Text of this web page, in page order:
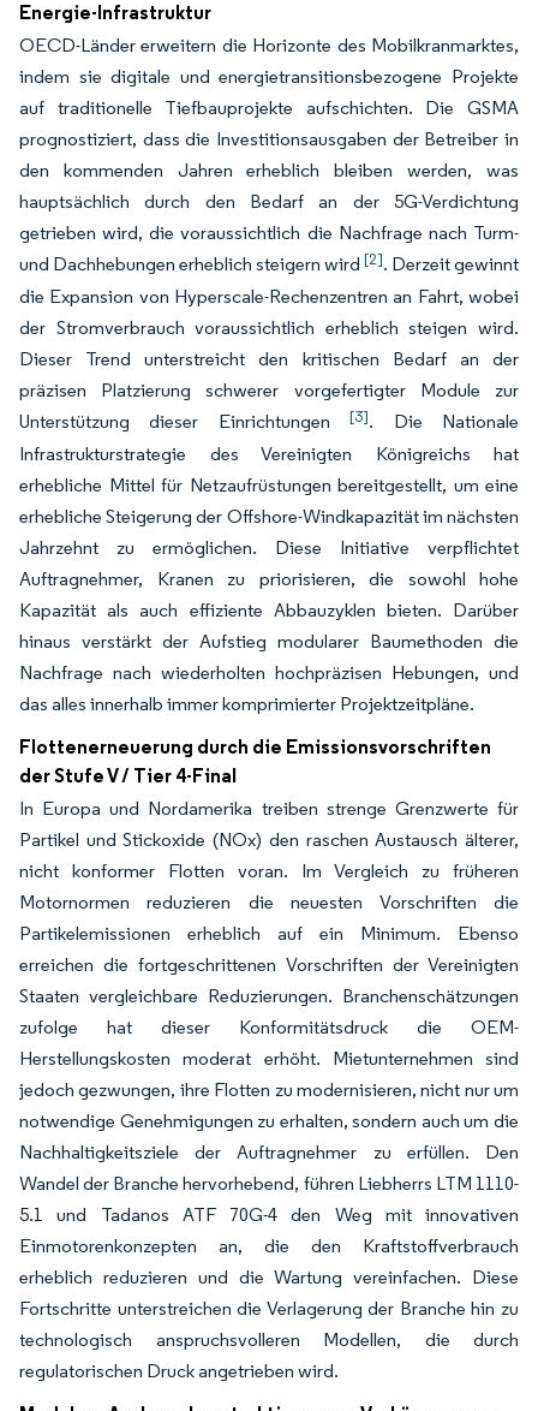
Energie-Infrastruktur
OECD-Länder erweitern die Horizonte des Mobilkranmarktes,
indem sie digitale und energietransitionsbezogene Projekte
auf traditionelle Tiefbauprojekte aufschichten. Die GSMA
prognostiziert, dass die Investitionsausgaben der Betreiber in
den kommenden Jahren erheblich bleiben werden, was
hauptsächlich durch den Bedarf an der 5G-Verdichtung
getrieben wird, die voraussichtlich die Nachfrage nach Turm-
und Dachhebungen erheblich steigern wird [2]. Derzeit gewinnt
die Expansion von Hyperscale-Rechenzentren an Fahrt, wobei
der Stromverbrauch voraussichtlich erheblich steigen wird.
Dieser Trend unterstreicht den kritischen Bedarf an der
präzisen Platzierung schwerer vorgefertigter Module zur
Unterstützung dieser Einrichtungen[3]. Die Nationale
Infrastrukturstrategie des Vereinigten Königreichs hat
erhebliche Mittel für Netzaufrüstungen bereitgestellt, um eine
erhebliche Steigerung der Offshore-Windkapazität im nächsten
Jahrzehnt zu ermöglichen. Diese Initiative verpflichtet
Auftragnehmer, Kranen zu priorisieren, die sowohl hohe
Kapazität als auch effiziente Abbauzyklen bieten. Darüber
hinaus verstärkt der Aufstieg modularer Baumethoden die
Nachfrage nach wiederholten hochpräzisen Hebungen, und
das alles innerhalb immer komprimierter Projektzeitpläne.
Flottenerneuerung durch die Emissionsvorschriften
der Stufe V / Tier 4-Final
In Europa und Nordamerika treiben strenge Grenzwerte für
Partikel und Stickoxide (NOx) den raschen Austausch älterer,
nicht konformer Flotten voran. Im Vergleich zu früheren
Motornormen reduzieren die neuesten Vorschriften die
Partikelemissionen erheblich auf ein Minimum. Ebenso
erreichen die fortgeschrittenen Vorschriften der Vereinigten
Staaten vergleichbare Reduzierungen. Branchenschätzungen
zufolge hat dieser Konformitätsdruck die OEM-
Herstellungskosten moderat erhöht. Mietunternehmen sind
jedoch gezwungen, ihre Flotten zu modernisieren, nicht nur um
notwendige Genehmigungen zu erhalten, sondern auch um die
Nachhaltigkeitsziele der Auftragnehmer zu erfüllen. Den
Wandel der Branche hervorhebend, führen Liebherrs LTM 1110-
5.1 und Tadanos ATF 70G-4 den Weg mit innovativen
Einmotorenkonzepten an, die den Kraftstoffverbrauch
erheblich reduzieren und die Wartung vereinfachen. Diese
Fortschritte unterstreichen die Verlagerung der Branche hin zu
technologisch anspruchsvolleren Modellen, die durch
regulatorischen Druck angetrieben wird.